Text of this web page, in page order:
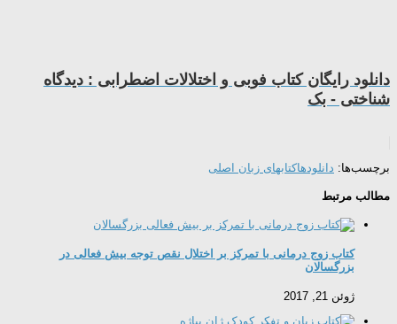
دانلود رایگان کتاب فوبی و اختلالات اضطرابی : دیدگاه
شناختی - بک
برچسب‌ها: دانلودهاکتابهای زبان اصلی
مطالب مرتبط
کتاب زوج درمانی با تمرکز بر اختلال نقص توجه بیش فعالی در
بزرگسالان
ژوئن 21, 2017